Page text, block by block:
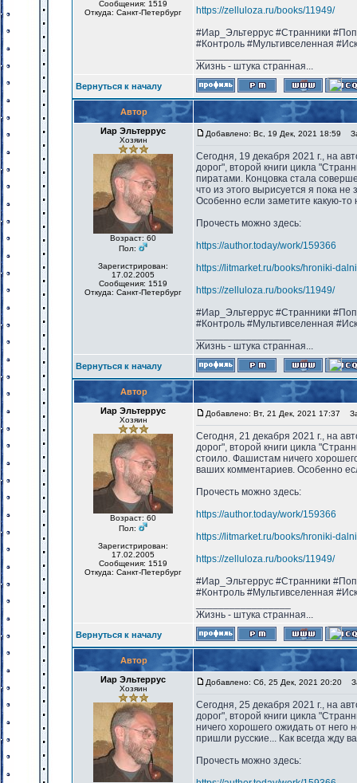
Сообщения: 1519
Откуда: Санкт-Петербург
https://zelluloza.ru/books/11949/
#Иар_Эльтеррус #Странники
#Контроль #Мультивселенная
Жизнь - штука странная...
Вернуться к началу
Автор
Иар Эльтеррус
Хозяин
Возраст: 60
Пол:
Зарегистрирован:
17.02.2005
Сообщения: 1519
Откуда: Санкт-Петербург
Добавлено: Вс, 19 Дек, 2021 18:59
Сегодня, 19 декабря 2021 г., на
дорог", второй книги цикла
пиратами. Концовка стала
что из этого вырисуется я пока
Особенно если заметите какую-то
Прочесть можно здесь:
https://author.today/work/159366
https://litmarket.ru/books/hroniki-
https://zelluloza.ru/books/11949/
#Иар_Эльтеррус #Странники
#Контроль #Мультивселенная
Жизнь - штука странная...
Вернуться к началу
Автор
Иар Эльтеррус
Хозяин
Возраст: 60
Пол:
Зарегистрирован:
17.02.2005
Сообщения: 1519
Откуда: Санкт-Петербург
Добавлено: Вт, 21 Дек, 2021 17:37
Сегодня, 21 декабря 2021 г., на
дорог", второй книги цикла
стоило. Фашистам ничего
ваших комментариев. Особенно
Прочесть можно здесь:
https://author.today/work/159366
https://litmarket.ru/books/hroniki-
https://zelluloza.ru/books/11949/
#Иар_Эльтеррус #Странники
#Контроль #Мультивселенная
Жизнь - штука странная...
Вернуться к началу
Автор
Иар Эльтеррус
Хозяин
Добавлено: Сб, 25 Дек, 2021 20:20
Сегодня, 25 декабря 2021 г., на
дорог", второй книги цикла
ничего хорошего ожидать от него
пришли русские... Как всегда жду
Прочесть можно здесь: